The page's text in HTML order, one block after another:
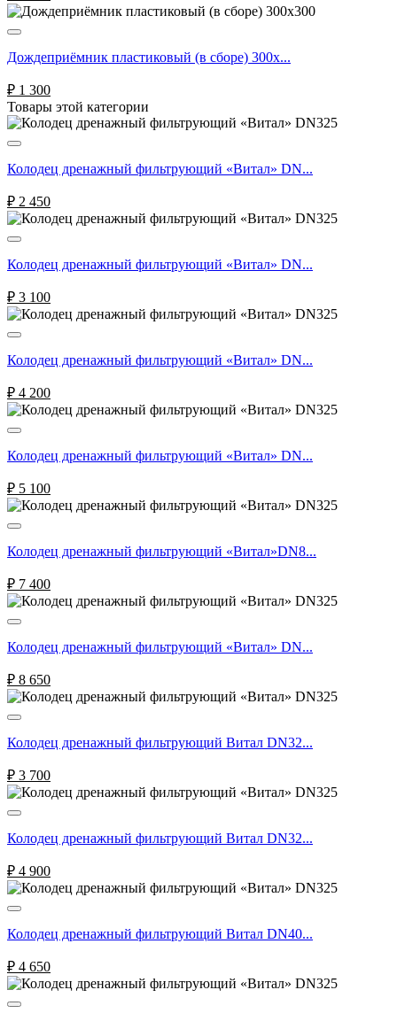
Дождеприёмник пластиковый (в сборе) 300х...
₽ 1 300
Товары этой категории
Колодец дренажный фильтрующий «Витал» DN...
₽ 2 450
Колодец дренажный фильтрующий «Витал» DN...
₽ 3 100
Колодец дренажный фильтрующий «Витал» DN...
₽ 4 200
Колодец дренажный фильтрующий «Витал» DN...
₽ 5 100
Колодец дренажный фильтрующий «Витал»DN8...
₽ 7 400
Колодец дренажный фильтрующий «Витал» DN...
₽ 8 650
Колодец дренажный фильтрующий Витал DN32...
₽ 3 700
Колодец дренажный фильтрующий Витал DN32...
₽ 4 900
Колодец дренажный фильтрующий Витал DN40...
₽ 4 650